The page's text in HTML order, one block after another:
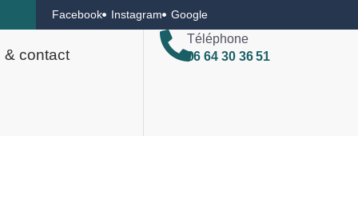
Facebook Instagram Google
& contact
Téléphone
06 64 30 36 51